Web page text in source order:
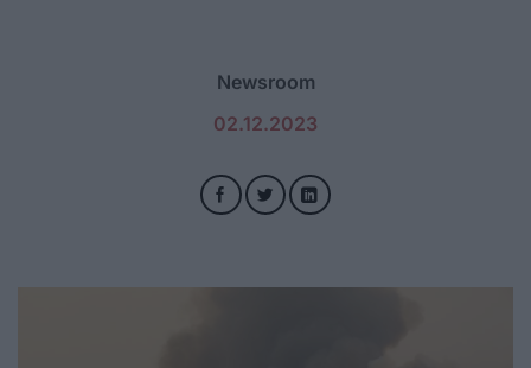
Newsroom
02.12.2023